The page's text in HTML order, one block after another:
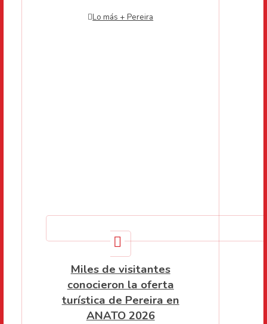
Lo más + Pereira
Miles de visitantes
conocieron la oferta
turística de Pereira en
ANATO 2026